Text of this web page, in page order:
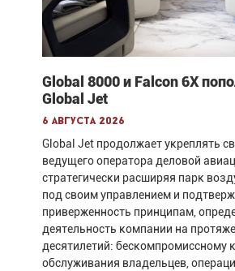
Global 8000 и Falcon 6X
Global Jet
6 августа 2026
Global Jet продолжает укреплять
ведущего оператора деловой
стратегически расширяя парк
под своим управлением и
приверженность принципам,
деятельность компании на
десятилетий: бескомпромиссному
обслуживания владельцев,